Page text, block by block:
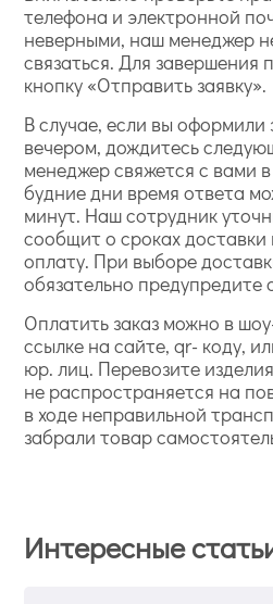
телефона и электронной
неверными, наш менеджер
связаться. Для завершения
кнопку «Отправить заявку».
В случае, если вы оформили
вечером, дождитесь
менеджер свяжется с вами
будние дни время ответа
минут. Наш сотрудник
сообщит о сроках доставки
оплату. При выборе
обязательно
Оплатить заказ можно в
ссылке на сайте, qr- коду,
юр. лиц. Перевозите
не распространяется на
в ходе неправильной
забрали товар
Интересные